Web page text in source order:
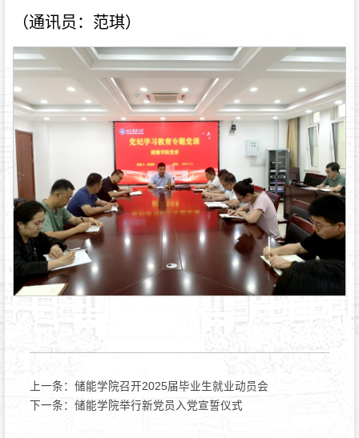
（通讯员：范琪）
上一条： 储能学院召开2025届毕业生就业动员会
下一条： 储能学院举行新党员入党宣誓仪式